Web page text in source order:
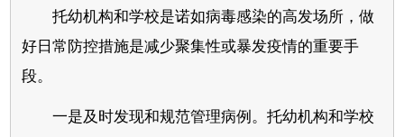
托幼机构和学校是诺如病毒感染的高发场所，做
好日常防控措施是减少聚集性或暴发疫情的重要手
段。
一是及时发现和规范管理病例。托幼机构和学校